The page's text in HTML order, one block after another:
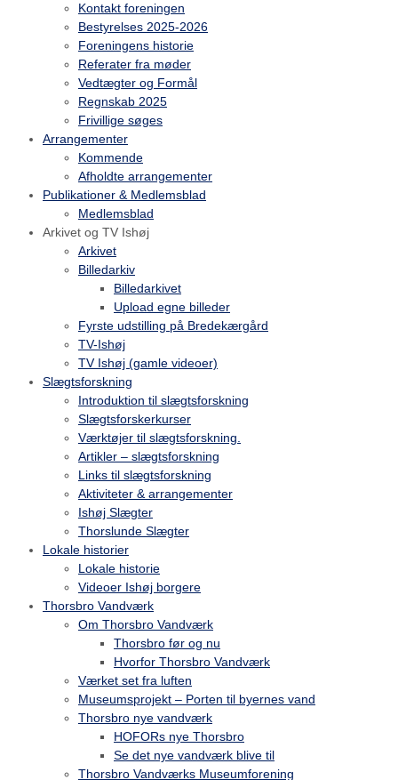
Kontakt foreningen
Bestyrelses 2025-2026
Foreningens historie
Referater fra møder
Vedtægter og Formål
Regnskab 2025
Frivillige søges
Arrangementer
Kommende
Afholdte arrangementer
Publikationer & Medlemsblad
Medlemsblad
Arkivet og TV Ishøj
Arkivet
Billedarkiv
Billedarkivet
Upload egne billeder
Fyrste udstilling på Bredekærgård
TV-Ishøj
TV Ishøj (gamle videoer)
Slægtsforskning
Introduktion til slægtsforskning
Slægtsforskerkurser
Værktøjer til slægtsforskning.
Artikler – slægtsforskning
Links til slægtsforskning
Aktiviteter & arrangementer
Ishøj Slægter
Thorslunde Slægter
Lokale historier
Lokale historie
Videoer Ishøj borgere
Thorsbro Vandværk
Om Thorsbro Vandværk
Thorsbro før og nu
Hvorfor Thorsbro Vandværk
Værket set fra luften
Museumsprojekt – Porten til byernes vand
Thorsbro nye vandværk
HOFORs nye Thorsbro
Se det nye vandværk blive til
Thorsbro Vandværks Museumforening